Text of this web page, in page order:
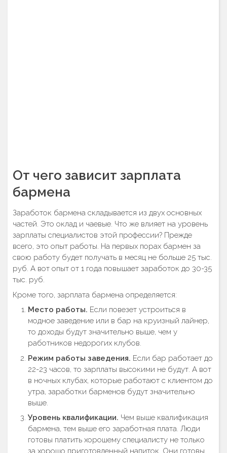
От чего зависит зарплата
бармена
Заработок бармена складывается из двух основных
частей. Это оклад и чаевые. Что же влияет на уровень
зарплаты специалистов этой профессии? Прежде
всего, это опыт работы. На первых порах бармен за
свою работу будет получать в месяц не больше 25 тыс.
руб. А вот опыт от 1 года повышает заработок до 30-35
тыс. руб.
Кроме того, зарплата бармена определяется:
Место работы. Если повезет устроиться в
модное заведение или в бар на круизный лайнер,
то доходы будут значительно выше, чем у
работников недорогих клубов.
Режим работы заведения. Если бар работает до
22-23 часов, то зарплаты высокими не будут. А вот
в ночных клубах, которые работают с клиентом до
утра, заработки барменов будут значительно
выше.
Уровень квалификации. Чем выше квалификация
бармена, тем выше его заработная плата. Люди
готовы платить хорошему специалисту не только
за хорошо приготовленный напиток. Они готовы